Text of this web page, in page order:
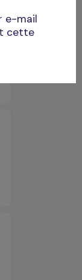
e-mail
cette